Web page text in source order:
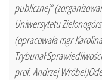
publicznej”
Uniwersytetu
(opracowała mgr
Trybunał
prof. Andrzej